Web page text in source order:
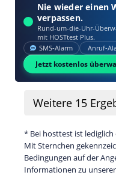
Nie wieder einen
verpassen.
Rund-um-die-Uhr-
mit HOSTtest Plus.
SMS‑Alarm
Jetzt kostenlos
Weitere 15
* Bei hosttest ist
Mit Sternchen
Bedingungen auf der
Informationen zu